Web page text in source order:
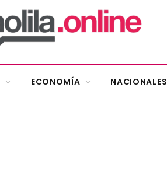
ECONOMÍA NACIONALES